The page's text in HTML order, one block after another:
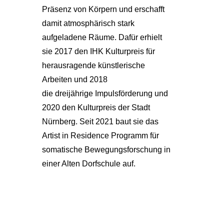
Präsenz von Körpern und erschafft
damit atmosphärisch stark
aufgeladene Räume. Dafür erhielt
sie 2017 den IHK Kulturpreis für
herausragende künstlerische
Arbeiten und 2018
die dreijährige Impulsförderung und
2020 den Kulturpreis der Stadt
Nürnberg. Seit 2021 baut sie das
Artist in Residence Programm für
somatische Bewegungsforschung in
einer Alten Dorfschule auf.